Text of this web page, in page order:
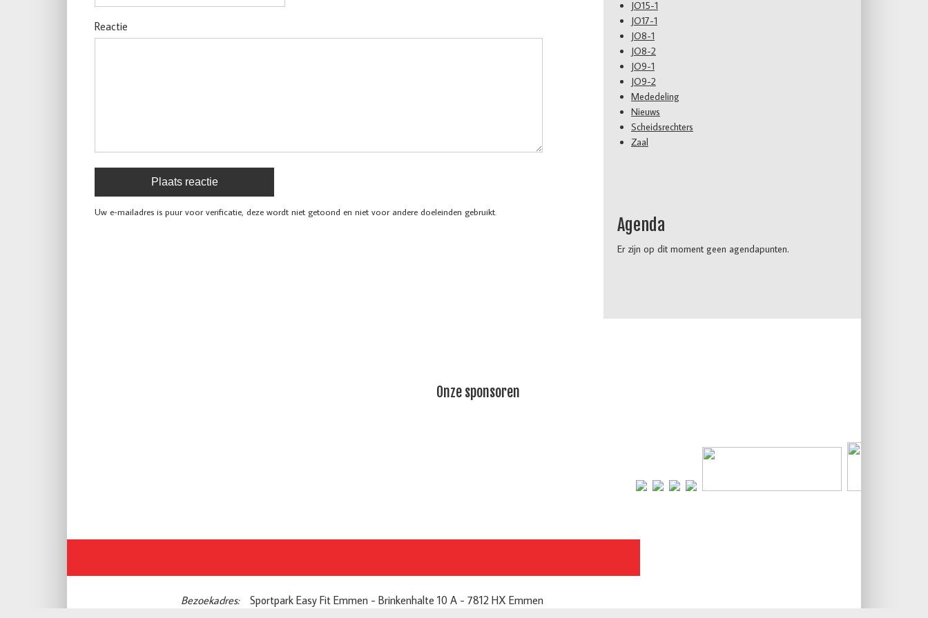
Reactie
Uw e-mailadres is puur voor verificatie, deze wordt niet getoond en niet voor andere doeleinden gebruikt.
JO15-1
JO17-1
JO8-1
JO8-2
JO9-1
JO9-2
Mededeling
Nieuws
Scheidsrechters
Zaal
Agenda
Er zijn op dit moment geen agendapunten.
Onze sponsoren
Bezoekadres: Sportpark Easy Fit Emmen - Brinkenhalte 10 A - 7812 HX Emmen